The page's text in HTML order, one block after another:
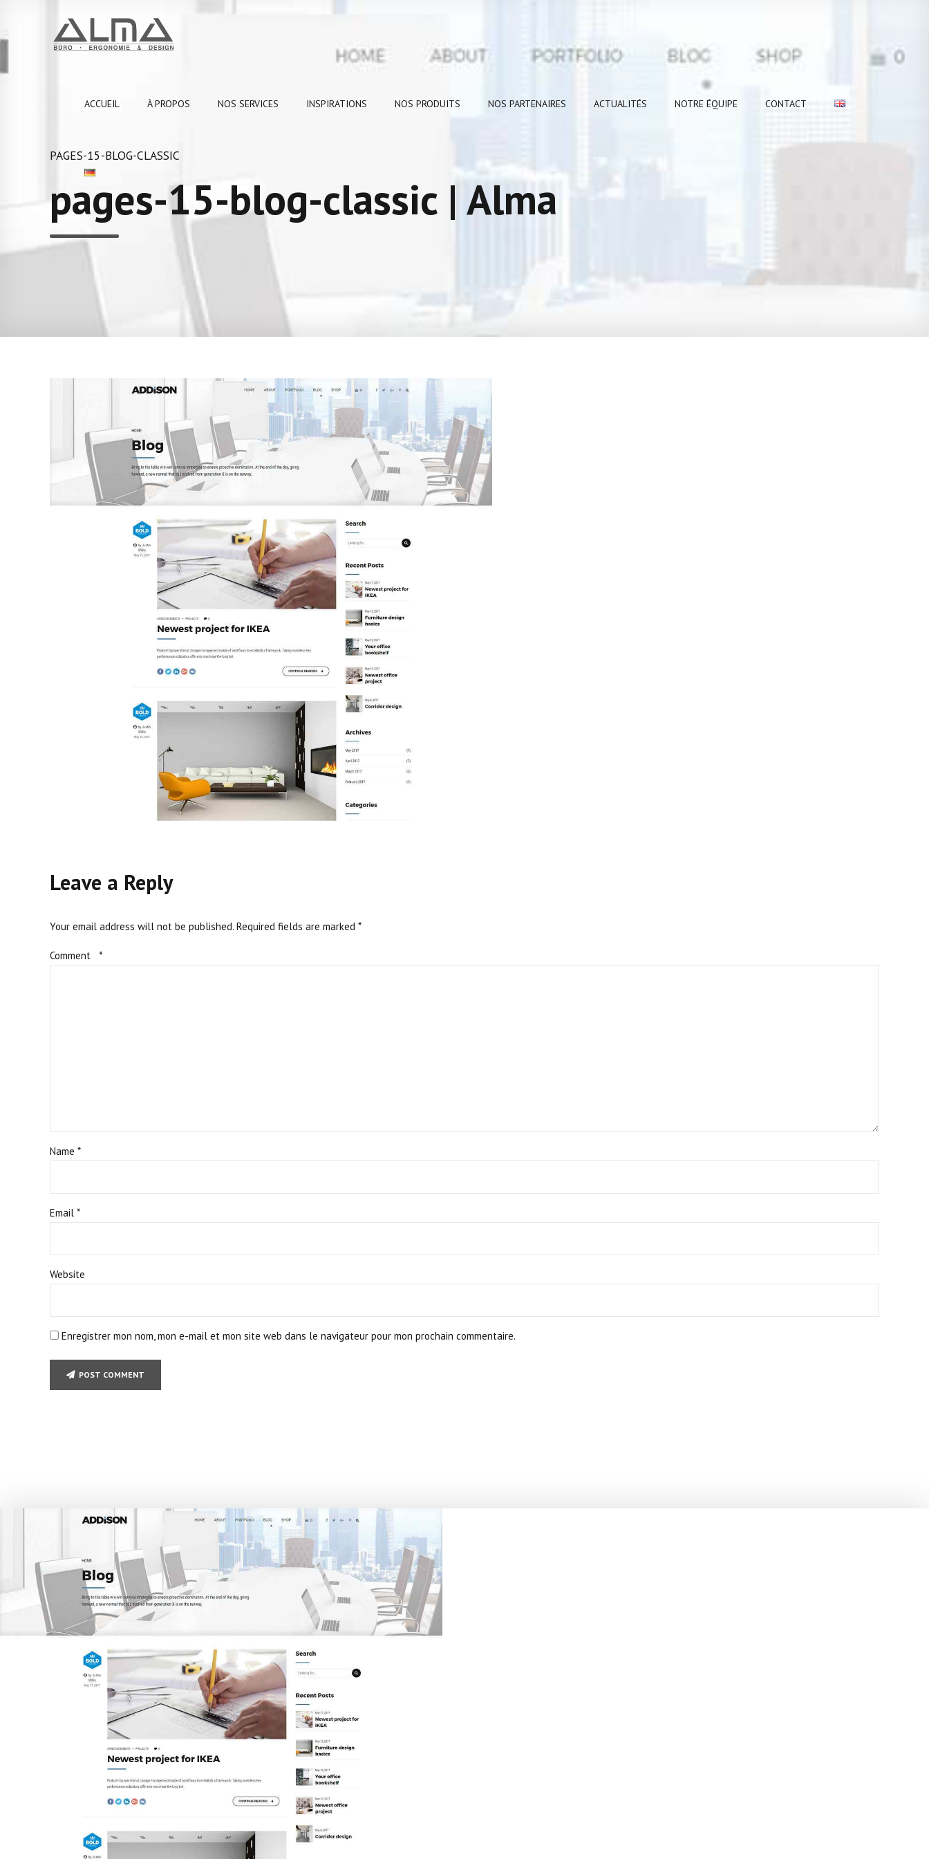
ACCUEIL À PROPOS NOS SERVICES INSPIRATIONS NOS PRODUITS NOS PARTENAIRES ACTUALITÉS NOTRE ÉQUIPE CONTACT
PAGES-15-BLOG-CLASSIC
pages-15-blog-classic | Alma
Leave a Reply
Your email address will not be published. Required fields are marked *
Comment *
Name *
Email *
Website
Enregistrer mon nom, mon e-mail et mon site web dans le navigateur pour mon prochain commentaire.
POST COMMENT